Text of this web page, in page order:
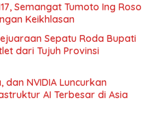
Semangat Tumoto Ing Roso
Keikhlasan
Sepatu Roda Bupati
dari Tujuh Provinsi
NVIDIA Luncurkan
AI Terbesar di Asia